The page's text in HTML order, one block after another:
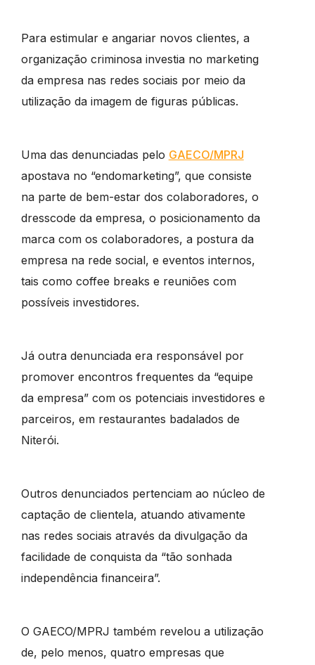
Para estimular e angariar novos clientes, a
organização criminosa investia no marketing
da empresa nas redes sociais por meio da
utilização da imagem de figuras públicas.
Uma das denunciadas pelo GAECO/MPRJ
apostava no “endomarketing”, que consiste
na parte de bem-estar dos colaboradores, o
dresscode da empresa, o posicionamento da
marca com os colaboradores, a postura da
empresa na rede social, e eventos internos,
tais como coffee breaks e reuniões com
possíveis investidores.
Já outra denunciada era responsável por
promover encontros frequentes da “equipe
da empresa” com os potenciais investidores e
parceiros, em restaurantes badalados de
Niterói.
Outros denunciados pertenciam ao núcleo de
captação de clientela, atuando ativamente
nas redes sociais através da divulgação da
facilidade de conquista da “tão sonhada
independência financeira”.
O GAECO/MPRJ também revelou a utilização
de, pelo menos, quatro empresas que